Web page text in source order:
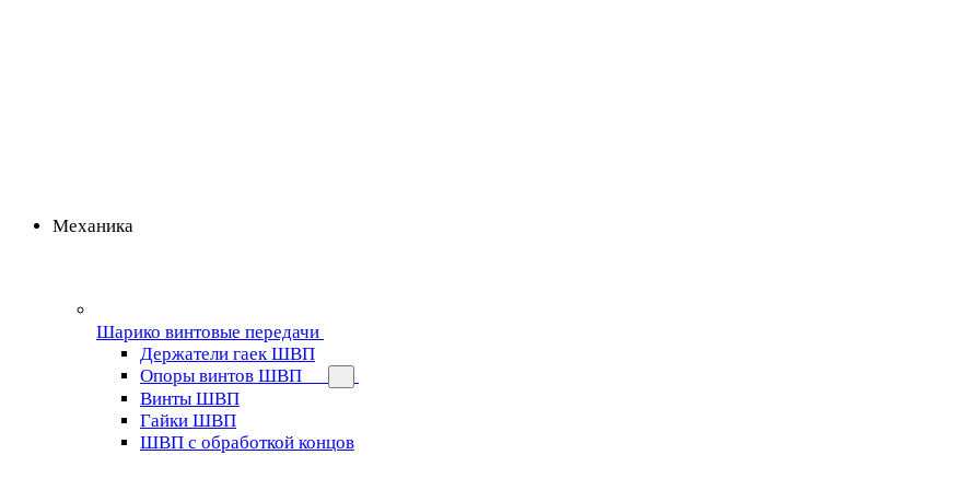
Механика
Шарико винтовые передачи
Держатели гаек ШВП
Опоры винтов ШВП
Винты ШВП
Гайки ШВП
ШВП с обработкой концов